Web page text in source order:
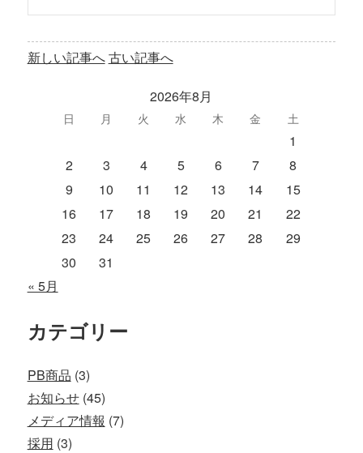
新しい記事へ古い記事へ
2026年8月
日 月 火 水 木 金 土
1
2
3 4 5 6 7
8
9
10 11 12 13 14
15
16
17 18 19 20 21
22
23
24 25 26 27 28
29
30
31
« 5月
カテゴリー
PB商品 (3)
お知らせ(45)
メディア情報 (7)
採用 (3)